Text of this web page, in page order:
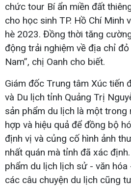
chức tour Bí ẩn miền đất
cho học sinh TP. Hồ Chí Minh
hè 2023. Đồng thời tăng
động trải nghiệm về địa chỉ
Nam”, chị Oanh cho biết.
Giám đốc Trung tâm Xúc tiến
và Du lịch tỉnh Quảng Trị
sản phẩm du lịch là một trong
hợp và hiệu quả để đồng bộ
định vị và củng cố hình ảnh
nhất quán mà tỉnh đã xác
phẩm du lịch lịch sử - văn hóa
các câu chuyện du lịch cũng